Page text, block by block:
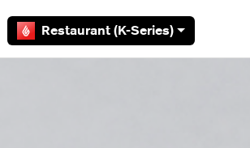
Restaurant (K-Series)